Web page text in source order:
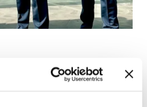
Rosario Lorusso, ha
Molo Vespucci il Presidente